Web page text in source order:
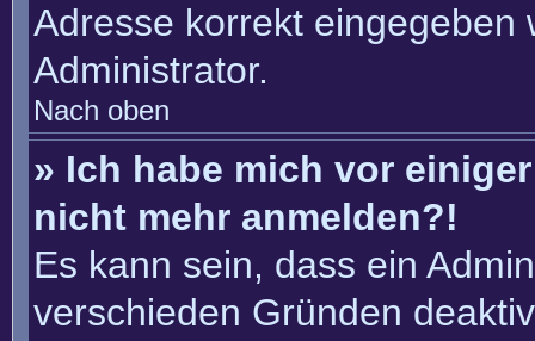
Adresse korrekt
Administrator.
Nach oben
» Ich habe mich vor
nicht mehr anmelden?!
Es kann sein, dass ein
verschieden Gründen